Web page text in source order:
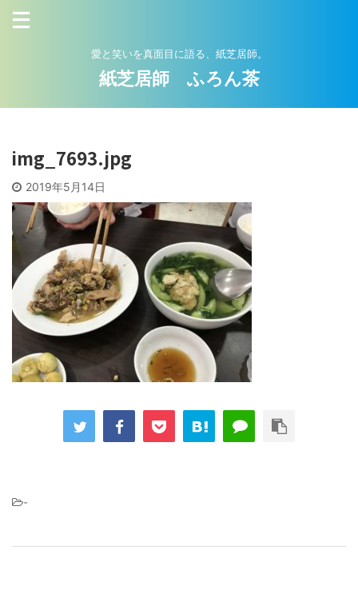
愛と笑いを真面目に語る、紙芝居師。
紙芝居師 ふろん茶
img_7693.jpg
2019年5月14日
-